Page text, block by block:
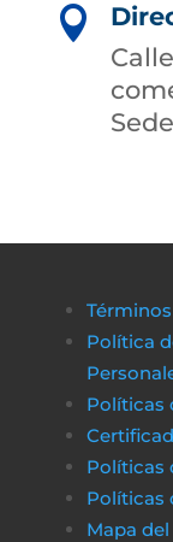

Política
Políticas
Políticas
Políticas
Mapa